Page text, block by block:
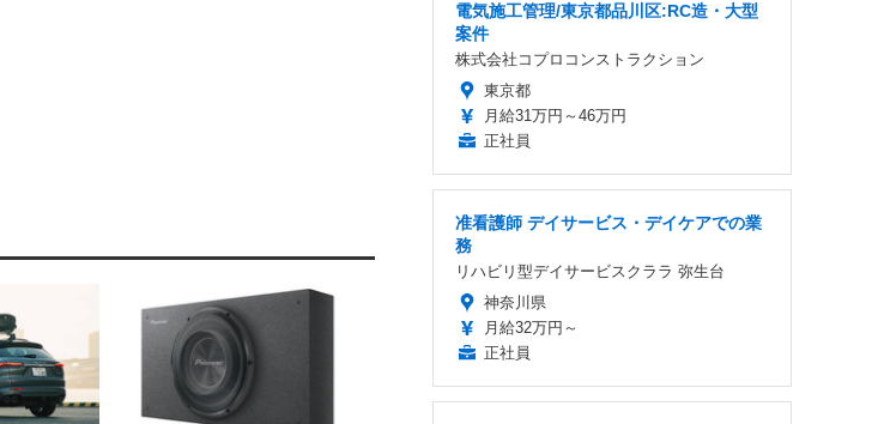
電気施工管理/東京都品川区:RC造・大型
案件
株式会社コプロコンストラクション
東京都
月給31万円～46万円
正社員
准看護師 デイサービス・デイケアでの業
務
リハビリ型デイサービスクララ 弥生台
神奈川県
月給32万円～
正社員